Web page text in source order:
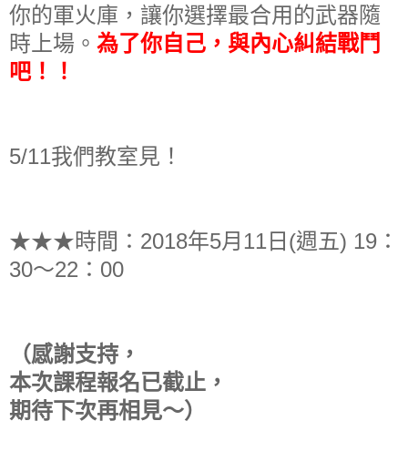
你的軍火庫，讓你選擇最合用的武器隨
時上場。 為了你自己，與內心糾結戰鬥
吧！！
5/11我們教室見！
★★★時間：2018年5月11日(週五) 19：
30～22：00
（感謝支持，
本次課程報名已截止，
期待下次再相見～）